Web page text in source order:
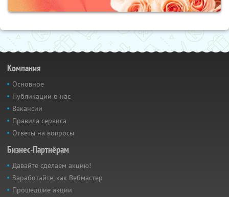
Компания
Основное
Публикации о нас
Вакансии
Правила сервиса
Ответы на вопросы
Бизнес-Партнёрам
Давайте сделаем акцию!
Заработайте, как Вебмастер
Прошедшие акции